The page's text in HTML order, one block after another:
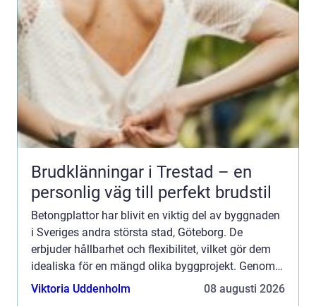
Brudklänningar i Trestad – en
personlig väg till perfekt brudstil
Betongplattor har blivit en viktig del av byggnaden
i Sveriges andra största stad, Göteborg. De
erbjuder hållbarhet och flexibilitet, vilket gör dem
idealiska för en mängd olika byggprojekt. Genom
ökad medvetenhet ...
Viktoria Uddenholm 08 augusti 2026